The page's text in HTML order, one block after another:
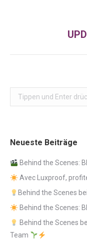
Search:
Neueste Beiträge
Behind the Scenes:
Avec Luxproof,
Behind the Scenes
Behind the Scenes:
Behind the Scenes
Team